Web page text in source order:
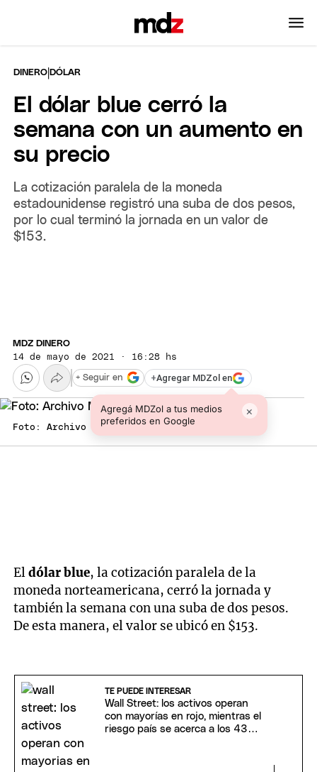
DINERO |DÓLAR
El dólar blue cerró la
semana con un aumento en
su precio
La cotización paralela de la moneda
estadounidense registró una suba de dos pesos,
por lo cual terminó la jornada en un valor de
$153.
MDZ DINERO
14 de mayo de 2021 · 16:28 hs
+Agregar MDZol en
Agregá MDZol a tus medios
preferidos en Google
×
+ Seguir en
Foto: Archivo MDZ
Eldólar blue, la cotización paralela de la
moneda norteamericana, cerró la jornada y
también la semana con una suba de dos pesos.
De esta manera, el valor se ubicó en $153.
TE PUEDE INTERESAR
Wall Street: los activos operan
con mayorías en rojo, mientras el
riesgo país se acerca a los 430